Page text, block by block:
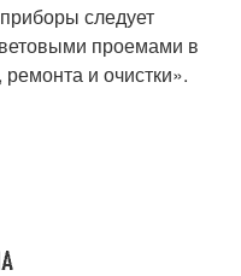
следует
проемами в
и очистки».